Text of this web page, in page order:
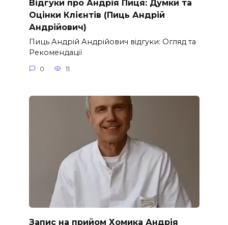
Відгуки про Андрія Пиця: Думки та
Оцінки Клієнтів (Пиць Андрій
Андрійович)
Пиць Андрій Андрійович відгуки: Огляд та
Рекомендації
0 11
Запис на прийом Хомика Андрія